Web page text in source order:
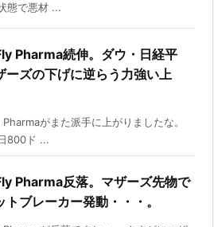
態で悪材 ...
Pharma続伸。ダウ・日経平
ーズの下げに逆らう力強い上
がまた派手に上がりましたな。
800ド ...
Pharma反落。マザーズ先物で
トブレーカー発動・・・。